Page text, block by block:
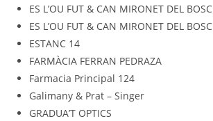
ES L’OU FUT & CAN MIRONET DEL BOSC
ES L’OU FUT & CAN MIRONET DEL BOSC
ESTANC 14
FARMÀCIA FERRAN PEDRAZA
Farmacia Principal 124
Galimany & Prat – Singer
GRADUA’T OPTICS